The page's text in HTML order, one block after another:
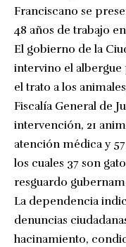
Franciscano se
48 años de trabajo
El gobierno de la
intervino el albergue
el trato a los
Fiscalía General de
intervención, 21
atención médica y
los cuales 37 son
resguardo
La dependencia
denuncias
hacinamiento,